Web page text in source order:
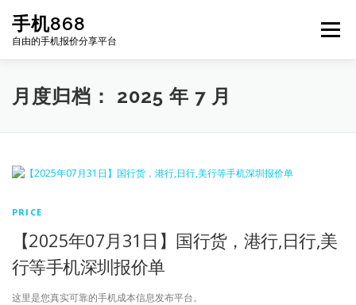
content
手机868
自由的手机报价分享平台
Menu
HOME 手机报价每日更新 二手手机
月度归档： 2025 年 7 月
PRICE
【2025年07月31日】国行货，港行,日行,美
行等手机深圳报价单
这里是您真实可靠的手机成本信息发布平台。